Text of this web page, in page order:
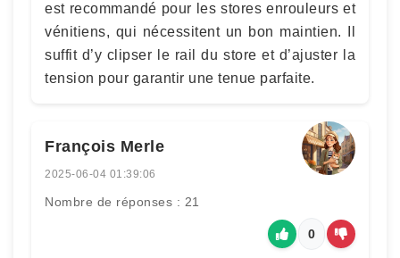
est recommandé pour les stores enrouleurs et
vénitiens, qui nécessitent un bon maintien. Il
suffit d’y clipser le rail du store et d’ajuster la
tension pour garantir une tenue parfaite.
François Merle
2025-06-04 01:39:06
Nombre de réponses : 21
0